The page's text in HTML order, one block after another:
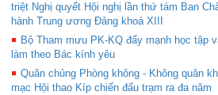
triệt Nghị quyết Hội nghị lần thứ tám Ban
hành Trung ương Đảng khoá XIII
Bộ Tham mưu PK-KQ đẩy mạnh học tập
làm theo Bác kính yêu
Quân chủng Phòng không - Không quân
mạc Hội thao Kíp chiến đấu trạm ra đa năm